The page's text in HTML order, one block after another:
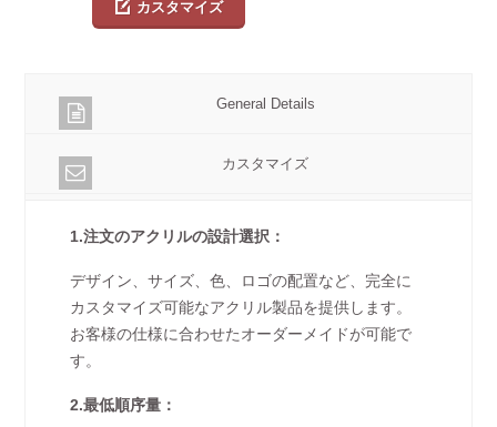
カスタマイズ
General Details
カスタマイズ
1.注文のアクリルの設計選択：
デザイン、サイズ、色、ロゴの配置など、完全に
カスタマイズ可能なアクリル製品を提供します。
お客様の仕様に合わせたオーダーメイドが可能で
す。
2.最低順序量：